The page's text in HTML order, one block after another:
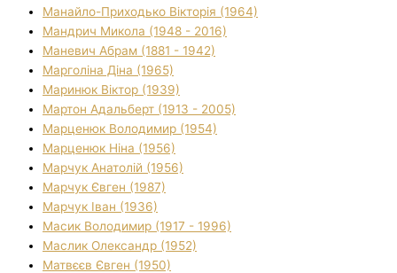
Манайло-Приходько Вікторія (1964)
Мандрич Микола (1948 - 2016)
Маневич Абрам (1881 - 1942)
Марголіна Діна (1965)
Маринюк Віктор (1939)
Мартон Адальберт (1913 - 2005)
Марценюк Володимир (1954)
Марценюк Ніна (1956)
Марчук Анатолій (1956)
Марчук Євген (1987)
Марчук Іван (1936)
Масик Володимир (1917 - 1996)
Маслик Олександр (1952)
Матвєєв Євген (1950)